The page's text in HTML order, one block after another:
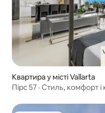
Квартира у місті Vallarta
Пірс 57 · Стиль, комфорт